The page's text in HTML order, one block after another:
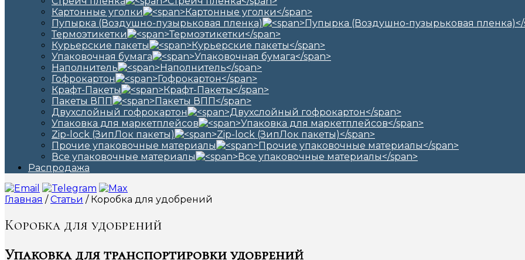
Картонные уголки
Пупырка (Воздушно-пузырьковая пленка)
Термоэтикетки
Курьерские пакеты
Упаковочная бумага
Наполнитель
Гофрокартон
Крафт-Пакеты
Пакеты ВПП
Двухслойный гофрокартон
Упаковка для маркетплейсов
Zip-lock (ЗипЛок пакеты)
Прочие упаковочные материалы
Все упаковочные материалы
Распродажа
Главная /Статьи / Коробка для удобрений
Коробка для удобрений
Упаковка для транспортировки удобрений